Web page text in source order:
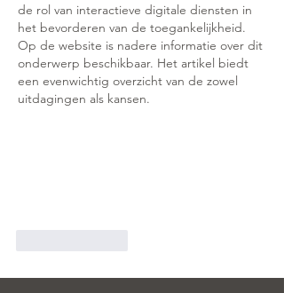
de rol van interactieve digitale diensten in
het bevorderen van de toegankelijkheid.
Op de website is nadere informatie over dit
onderwerp beschikbaar. Het artikel biedt
een evenwichtig overzicht van de zowel
uitdagingen als kansen.